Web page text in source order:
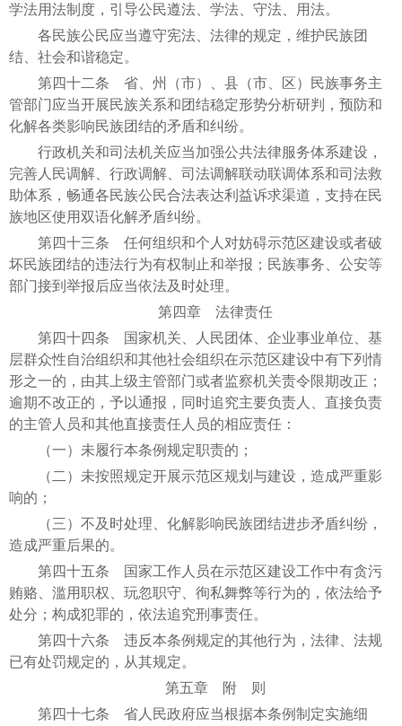
学法用法制度，引导公民遵法、学法、守法、用法。
各民族公民应当遵守宪法、法律的规定，维护民族团
结、社会和谐稳定。
第四十二条 省、州（市）、县（市、区）民族事务主
管部门应当开展民族关系和团结稳定形势分析研判，预防和
化解各类影响民族团结的矛盾和纠纷。
行政机关和司法机关应当加强公共法律服务体系建设，
完善人民调解、行政调解、司法调解联动联调体系和司法救
助体系，畅通各民族公民合法表达利益诉求渠道，支持在民
族地区使用双语化解矛盾纠纷。
第四十三条 任何组织和个人对妨碍示范区建设或者破
坏民族团结的违法行为有权制止和举报；民族事务、公安等
部门接到举报后应当依法及时处理。
第四章 法律责任
第四十四条 国家机关、人民团体、企业事业单位、基
层群众性自治组织和其他社会组织在示范区建设中有下列情
形之一的，由其上级主管部门或者监察机关责令限期改正；
逾期不改正的，予以通报，同时追究主要负责人、直接负责
的主管人员和其他直接责任人员的相应责任：
（一）未履行本条例规定职责的；
（二）未按照规定开展示范区规划与建设，造成严重影
响的；
（三）不及时处理、化解影响民族团结进步矛盾纠纷，
造成严重后果的。
第四十五条 国家工作人员在示范区建设工作中有贪污
贿赂、滥用职权、玩忽职守、徇私舞弊等行为的，依法给予
处分；构成犯罪的，依法追究刑事责任。
第四十六条 违反本条例规定的其他行为，法律、法规
已有处罚规定的，从其规定。
第五章 附 则
第四十七条 省人民政府应当根据本条例制定实施细